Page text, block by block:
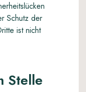
Schutz der
ist nicht
Stelle